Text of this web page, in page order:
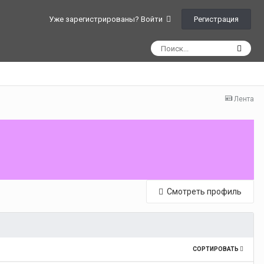
Уже зарегистрированы? Войти Регистрация
Лента
Смотреть профиль
СОРТИРОВАТЬ